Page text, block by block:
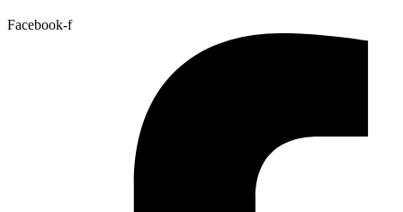
Facebook-f